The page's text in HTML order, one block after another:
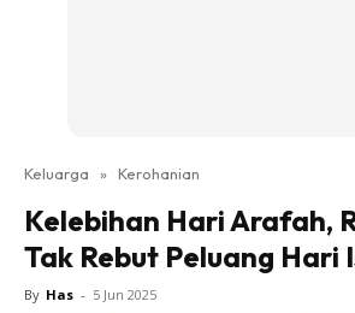
Keluarga » Kerohanian
Kelebihan Hari Arafah,
Tak Rebut Peluang Hari
By Has - 5 Jun 2025